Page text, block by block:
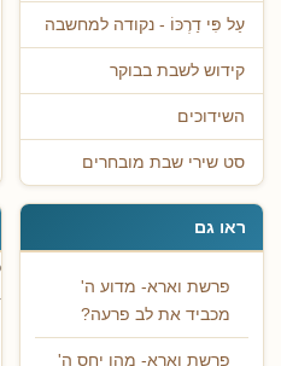
עַל פִּי דַרְכּוֹ - נקודה למחשבה
קידוש לשבת בבוקר
השידוכים
סט שירי שבת מובחרים
ראו גם
פרשת וארא- מדוע ה'
מכביד את לב פרעה?
פרשת וארא- מהו יחס ה'